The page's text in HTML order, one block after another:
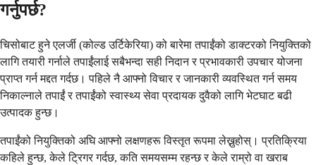
गर्नुपर्छ?
चिसोबाट हुने एलर्जी (कोल्ड उर्टिकेरिया) को बारेमा तपाईंको डाक्टरको नियुक्तिको
लागि तयारी गर्नाले तपाईंलाई सबैभन्दा सही निदान र प्रभावकारी उपचार योजना
प्राप्त गर्न मद्दत गर्दछ। पहिले नै आफ्नो विचार र जानकारी व्यवस्थित गर्न समय
निकाल्नाले तपाईं र तपाईंको स्वास्थ्य सेवा प्रदायक दुवैको लागि भेटघाट बढी
उत्पादक हुन्छ।
तपाईंको नियुक्तिको अघि आफ्नो लक्षणहरू विस्तृत रूपमा लेख्नुहोस्। प्रतिक्रिया
कहिले हुन्छ, केले ट्रिगर गर्दछ, कति समयसम्म रहन्छ र केले राम्रो वा खराब